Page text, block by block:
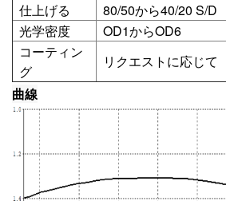
仕上げる
80/50から40/20 S/D
光学密度
OD1からOD6
コーティン
グ
リクエストに応じて
曲線